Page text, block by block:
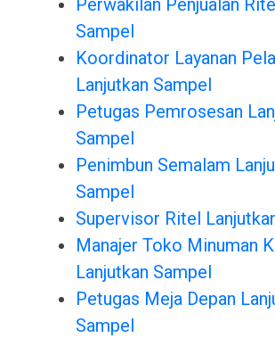
Perwakilan Penjualan
Sampel
Koordinator Layanan
Lanjutkan Sampel
Petugas Pemrosesan
Sampel
Penimbun Semalam
Sampel
Supervisor Ritel
Manajer Toko Minuman
Lanjutkan Sampel
Petugas Meja Depan
Sampel